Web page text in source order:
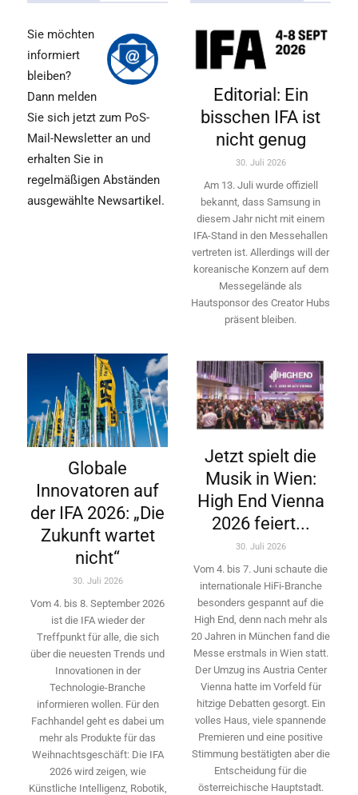
Sie möchten
informiert
bleiben?
Dann melden
Sie sich jetzt zum PoS-
Mail-Newsletter an und
erhalten Sie in
regelmäßigen Abständen
ausgewählte Newsartikel.
Editorial: Ein
bisschen IFA ist
nicht genug
30. Juli 2026
Am 13. Juli wurde offiziell
bekannt, dass Samsung in
diesem Jahr nicht mit einem
IFA-Stand in den Messehallen
vertreten ist. Allerdings will ­der
koreanische Konzern auf dem
Messegelände als
Hautsponsor des Creator Hubs
präsent bleiben.
Globale
Innovatoren auf
der IFA 2026: „Die
Zukunft wartet
nicht“
30. Juli 2026
Vom 4. bis 8. September 2026
ist die IFA wieder der
Treffpunkt für alle, die sich
über die neuesten Trends und
Innovationen in der
Technologie-­Branche
informieren wollen. Für den
Fachhandel geht es dabei um
mehr als Produkte für das
Weihnachtsgeschäft: Die IFA
2026 wird ­zeigen, wie
Künstliche Intelligenz, Robotik,
Jetzt spielt die
Musik in Wien:
High End Vienna
2026 feiert...
30. Juli 2026
Vom 4. bis 7. Juni schaute die
internationale HiFi-Branche
besonders gespannt auf die
High End, denn nach mehr als
20 Jahren in München fand die
Messe erstmals in Wien statt.
Der Umzug ins Austria Center
Vienna hatte im Vorfeld für
hitzige Debatten gesorgt. Ein
volles Haus, viele spannende
Premieren und eine positive
Stimmung bestätigten aber die
Entscheidung für die
österreichische Hauptstadt.